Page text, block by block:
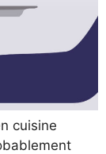
cuisine